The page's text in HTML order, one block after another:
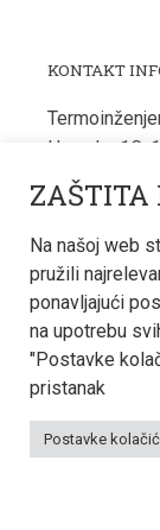
KONTAKT
Hvarska 1C,
+385 1 6180
PRIJAVI SE
Za najnovije
ZAŠTITA
Na našoj web
pružili
ponavljajući
na upotrebu
"Postavke
pristanak
Postavke